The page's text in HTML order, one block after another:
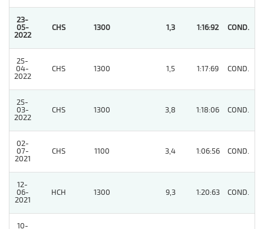
23-
05-
2022
CHS 1300 1,3 1:16:92 COND.
25-
04-
2022
CHS 1300 1,5 1:17:69 COND.
25-
03-
2022
CHS 1300 3,8 1:18:06 COND.
02-
07-
2021
CHS 1100 3,4 1:06:56 COND.
12-
06-
2021
HCH 1300 9,3 1:20:63 COND.
10-